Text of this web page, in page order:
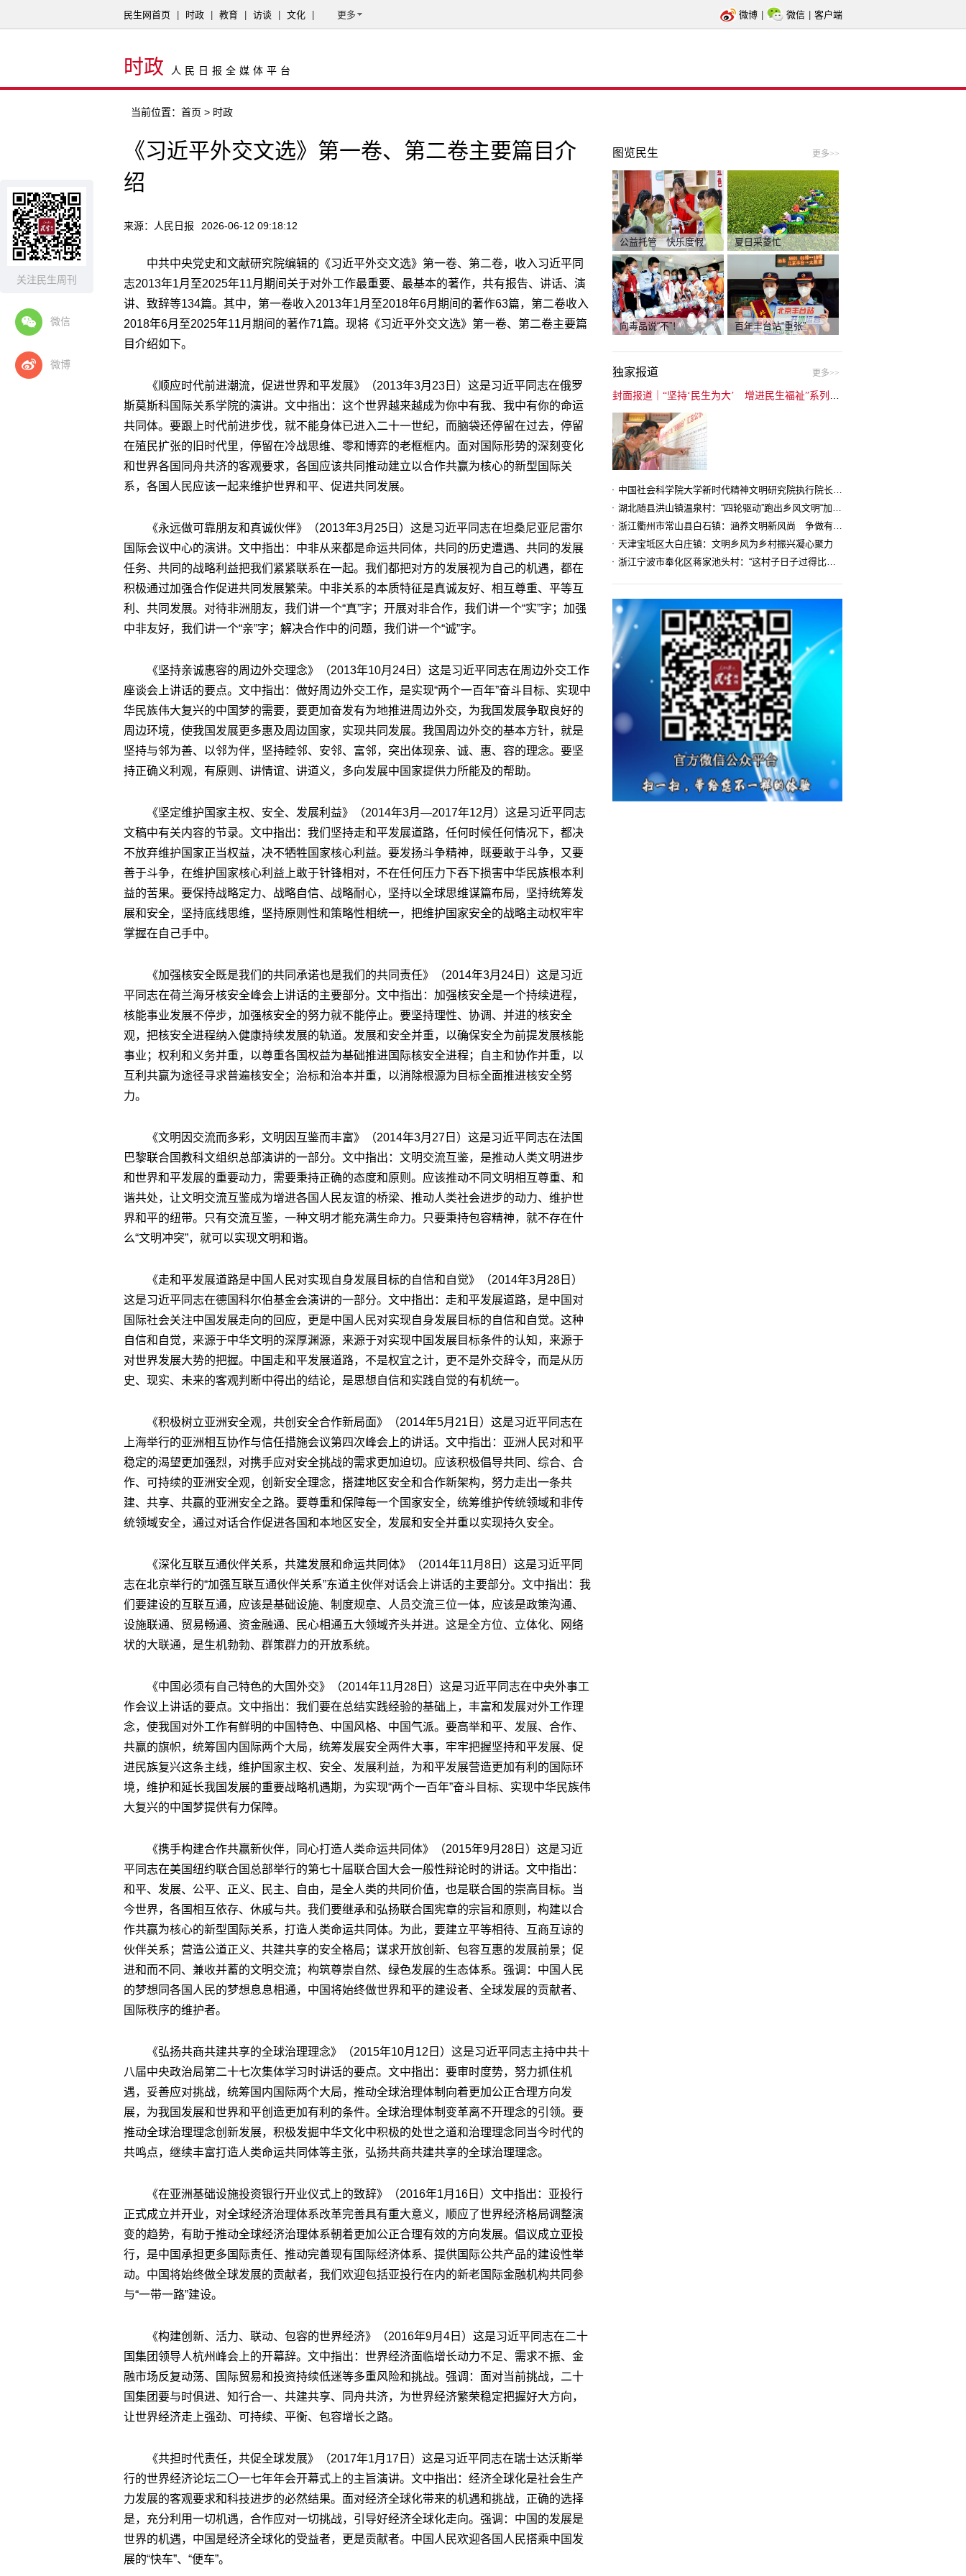
关注民生周刊
微信
微博
民生网首页 时政 教育 访谈 文化 更多 微博 微信 客户端
时政 人民日报全媒体平台
当前位置： 首页 > 时政
《习近平外交文选》第一卷、第二卷主要篇目介
绍
来源：人民日报 2026-06-12 09:18:12
中共中央党史和文献研究院编辑的《习近平外交文选》第一卷、第二卷，收入习近平同
志2013年1月至2025年11月期间关于对外工作最重要、最基本的著作，共有报告、讲话、演
讲、致辞等134篇。其中，第一卷收入2013年1月至2018年6月期间的著作63篇，第二卷收入
2018年6月至2025年11月期间的著作71篇。现将《习近平外交文选》第一卷、第二卷主要篇
目介绍如下。
《顺应时代前进潮流，促进世界和平发展》（2013年3月23日）这是习近平同志在俄罗
斯莫斯科国际关系学院的演讲。文中指出：这个世界越来越成为你中有我、我中有你的命运
共同体。要跟上时代前进步伐，就不能身体已进入二十一世纪，而脑袋还停留在过去，停留
在殖民扩张的旧时代里，停留在冷战思维、零和博弈的老框框内。面对国际形势的深刻变化
和世界各国同舟共济的客观要求，各国应该共同推动建立以合作共赢为核心的新型国际关
系，各国人民应该一起来维护世界和平、促进共同发展。
《永远做可靠朋友和真诚伙伴》（2013年3月25日）这是习近平同志在坦桑尼亚尼雷尔
国际会议中心的演讲。文中指出：中非从来都是命运共同体，共同的历史遭遇、共同的发展
任务、共同的战略利益把我们紧紧联系在一起。我们都把对方的发展视为自己的机遇，都在
积极通过加强合作促进共同发展繁荣。中非关系的本质特征是真诚友好、相互尊重、平等互
利、共同发展。对待非洲朋友，我们讲一个“真”字；开展对非合作，我们讲一个“实”字；加强
中非友好，我们讲一个“亲”字；解决合作中的问题，我们讲一个“诚”字。
《坚持亲诚惠容的周边外交理念》（2013年10月24日）这是习近平同志在周边外交工作
座谈会上讲话的要点。文中指出：做好周边外交工作，是实现“两个一百年”奋斗目标、实现中
华民族伟大复兴的中国梦的需要，要更加奋发有为地推进周边外交，为我国发展争取良好的
周边环境，使我国发展更多惠及周边国家，实现共同发展。我国周边外交的基本方针，就是
坚持与邻为善、以邻为伴，坚持睦邻、安邻、富邻，突出体现亲、诚、惠、容的理念。要坚
持正确义利观，有原则、讲情谊、讲道义，多向发展中国家提供力所能及的帮助。
《坚定维护国家主权、安全、发展利益》（2014年3月—2017年12月）这是习近平同志
文稿中有关内容的节录。文中指出：我们坚持走和平发展道路，任何时候任何情况下，都决
不放弃维护国家正当权益，决不牺牲国家核心利益。要发扬斗争精神，既要敢于斗争，又要
善于斗争，在维护国家核心利益上敢于针锋相对，不在任何压力下吞下损害中华民族根本利
益的苦果。要保持战略定力、战略自信、战略耐心，坚持以全球思维谋篇布局，坚持统筹发
展和安全，坚持底线思维，坚持原则性和策略性相统一，把维护国家安全的战略主动权牢牢
掌握在自己手中。
《加强核安全既是我们的共同承诺也是我们的共同责任》（2014年3月24日）这是习近
平同志在荷兰海牙核安全峰会上讲话的主要部分。文中指出：加强核安全是一个持续进程，
核能事业发展不停步，加强核安全的努力就不能停止。要坚持理性、协调、并进的核安全
观，把核安全进程纳入健康持续发展的轨道。发展和安全并重，以确保安全为前提发展核能
事业；权利和义务并重，以尊重各国权益为基础推进国际核安全进程；自主和协作并重，以
互利共赢为途径寻求普遍核安全；治标和治本并重，以消除根源为目标全面推进核安全努
力。
《文明因交流而多彩，文明因互鉴而丰富》（2014年3月27日）这是习近平同志在法国
巴黎联合国教科文组织总部演讲的一部分。文中指出：文明交流互鉴，是推动人类文明进步
和世界和平发展的重要动力，需要秉持正确的态度和原则。应该推动不同文明相互尊重、和
谐共处，让文明交流互鉴成为增进各国人民友谊的桥梁、推动人类社会进步的动力、维护世
界和平的纽带。只有交流互鉴，一种文明才能充满生命力。只要秉持包容精神，就不存在什
么“文明冲突”，就可以实现文明和谐。
《走和平发展道路是中国人民对实现自身发展目标的自信和自觉》（2014年3月28日）
这是习近平同志在德国科尔伯基金会演讲的一部分。文中指出：走和平发展道路，是中国对
国际社会关注中国发展走向的回应，更是中国人民对实现自身发展目标的自信和自觉。这种
自信和自觉，来源于中华文明的深厚渊源，来源于对实现中国发展目标条件的认知，来源于
对世界发展大势的把握。中国走和平发展道路，不是权宜之计，更不是外交辞令，而是从历
史、现实、未来的客观判断中得出的结论，是思想自信和实践自觉的有机统一。
《积极树立亚洲安全观，共创安全合作新局面》（2014年5月21日）这是习近平同志在
上海举行的亚洲相互协作与信任措施会议第四次峰会上的讲话。文中指出：亚洲人民对和平
稳定的渴望更加强烈，对携手应对安全挑战的需求更加迫切。应该积极倡导共同、综合、合
作、可持续的亚洲安全观，创新安全理念，搭建地区安全和合作新架构，努力走出一条共
建、共享、共赢的亚洲安全之路。要尊重和保障每一个国家安全，统筹维护传统领域和非传
统领域安全，通过对话合作促进各国和本地区安全，发展和安全并重以实现持久安全。
《深化互联互通伙伴关系，共建发展和命运共同体》（2014年11月8日）这是习近平同
志在北京举行的“加强互联互通伙伴关系”东道主伙伴对话会上讲话的主要部分。文中指出：我
们要建设的互联互通，应该是基础设施、制度规章、人员交流三位一体，应该是政策沟通、
设施联通、贸易畅通、资金融通、民心相通五大领域齐头并进。这是全方位、立体化、网络
状的大联通，是生机勃勃、群策群力的开放系统。
《中国必须有自己特色的大国外交》（2014年11月28日）这是习近平同志在中央外事工
作会议上讲话的要点。文中指出：我们要在总结实践经验的基础上，丰富和发展对外工作理
念，使我国对外工作有鲜明的中国特色、中国风格、中国气派。要高举和平、发展、合作、
共赢的旗帜，统筹国内国际两个大局，统筹发展安全两件大事，牢牢把握坚持和平发展、促
进民族复兴这条主线，维护国家主权、安全、发展利益，为和平发展营造更加有利的国际环
境，维护和延长我国发展的重要战略机遇期，为实现“两个一百年”奋斗目标、实现中华民族伟
大复兴的中国梦提供有力保障。
《携手构建合作共赢新伙伴，同心打造人类命运共同体》（2015年9月28日）这是习近
平同志在美国纽约联合国总部举行的第七十届联合国大会一般性辩论时的讲话。文中指出：
和平、发展、公平、正义、民主、自由，是全人类的共同价值，也是联合国的崇高目标。当
今世界，各国相互依存、休戚与共。我们要继承和弘扬联合国宪章的宗旨和原则，构建以合
作共赢为核心的新型国际关系，打造人类命运共同体。为此，要建立平等相待、互商互谅的
伙伴关系；营造公道正义、共建共享的安全格局；谋求开放创新、包容互惠的发展前景；促
进和而不同、兼收并蓄的文明交流；构筑尊崇自然、绿色发展的生态体系。强调：中国人民
的梦想同各国人民的梦想息息相通，中国将始终做世界和平的建设者、全球发展的贡献者、
国际秩序的维护者。
《弘扬共商共建共享的全球治理理念》（2015年10月12日）这是习近平同志主持中共十
八届中央政治局第二十七次集体学习时讲话的要点。文中指出：要审时度势，努力抓住机
遇，妥善应对挑战，统筹国内国际两个大局，推动全球治理体制向着更加公正合理方向发
展，为我国发展和世界和平创造更加有利的条件。全球治理体制变革离不开理念的引领。要
推动全球治理理念创新发展，积极发掘中华文化中积极的处世之道和治理理念同当今时代的
共鸣点，继续丰富打造人类命运共同体等主张，弘扬共商共建共享的全球治理理念。
《在亚洲基础设施投资银行开业仪式上的致辞》（2016年1月16日）文中指出：亚投行
正式成立并开业，对全球经济治理体系改革完善具有重大意义，顺应了世界经济格局调整演
变的趋势，有助于推动全球经济治理体系朝着更加公正合理有效的方向发展。倡议成立亚投
行，是中国承担更多国际责任、推动完善现有国际经济体系、提供国际公共产品的建设性举
动。中国将始终做全球发展的贡献者，我们欢迎包括亚投行在内的新老国际金融机构共同参
与“一带一路”建设。
《构建创新、活力、联动、包容的世界经济》（2016年9月4日）这是习近平同志在二十
国集团领导人杭州峰会上的开幕辞。文中指出：世界经济面临增长动力不足、需求不振、金
融市场反复动荡、国际贸易和投资持续低迷等多重风险和挑战。强调：面对当前挑战，二十
国集团要与时俱进、知行合一、共建共享、同舟共济，为世界经济繁荣稳定把握好大方向，
让世界经济走上强劲、可持续、平衡、包容增长之路。
《共担时代责任，共促全球发展》（2017年1月17日）这是习近平同志在瑞士达沃斯举
行的世界经济论坛二〇一七年年会开幕式上的主旨演讲。文中指出：经济全球化是社会生产
力发展的客观要求和科技进步的必然结果。面对经济全球化带来的机遇和挑战，正确的选择
是，充分利用一切机遇，合作应对一切挑战，引导好经济全球化走向。强调：中国的发展是
世界的机遇，中国是经济全球化的受益者，更是贡献者。中国人民欢迎各国人民搭乘中国发
展的“快车”、“便车”。
图览民生 更多>>
公益托管 快乐度假 夏日采菱忙
向毒品说“不”！ 百年丰台站“重张”
独家报道 更多>>
中国社会科学院大学新时代精神文明研究院执行院长王维国：文明村镇创建为乡村注入持久发展动力
湖北随县洪山镇温泉村：“四轮驱动”跑出乡风文明“加速度”
浙江衢州市常山县白石镇：涵养文明新风尚 争做有礼白石人
天津宝坻区大白庄镇：文明乡风为乡村振兴凝心聚力
浙江宁波市奉化区蒋家池头村：“这村子日子过得比城里还舒心”